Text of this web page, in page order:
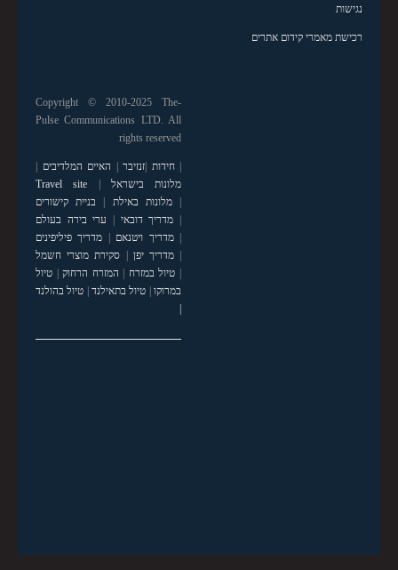
נגישות
רכישת מאמרי קידום אתרים
Copyright © 2010-2025 The-
Pulse Communications LTD. All
rights reserved
|חידות |זנזיבר | האיים המלדיבים |
מלונות בישראל |
Travel site
|מלונות באילת | בניית קישורים
| מדריך דובאי | ערי בירה בעולם
|מדריך ויטנאם | מדריך פיליפינים
|מדריך יפן | סקירת מוצרי חשמל
| טיול במזרח | המזרח הרחוק| טיול
במרוקו| טיול בתאילנד| טיול בהולנד
|